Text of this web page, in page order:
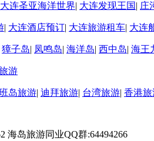
大连圣亚海洋世界| 大连发现王国| 庄
| 大连酒店预订| 大连旅游租车| 大连
獐子岛| 凤鸣岛| 海洋岛| 西中岛| 海王
游
岛旅游| 迪拜旅游| 台湾旅游| 香港旅
海岛旅游同业QQ群:64494266